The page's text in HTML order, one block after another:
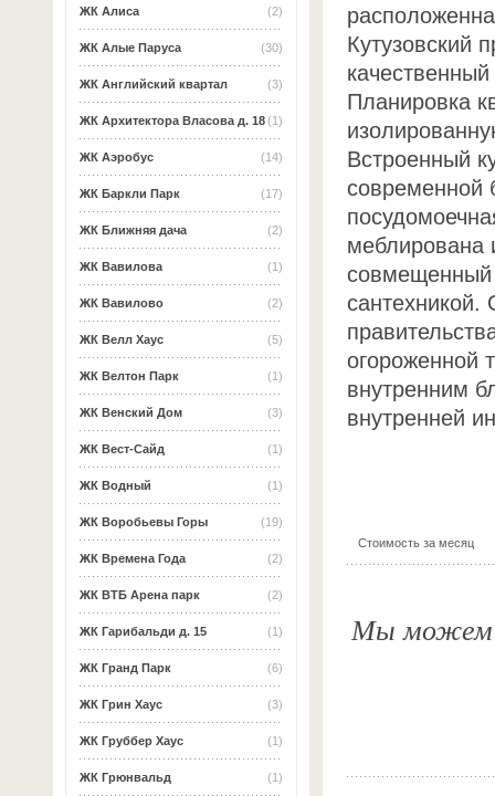
(2)
ЖК Алиса
(30)
ЖК Алые Паруса
(3)
ЖК Английский квартал
(1)
ЖК Архитектора Власова д. 18
(14)
ЖК Аэробус
(17)
ЖК Баркли Парк
(2)
ЖК Ближняя дача
(1)
ЖК Вавилова
(2)
ЖК Вавилово
(5)
ЖК Велл Хаус
(1)
ЖК Велтон Парк
(3)
ЖК Венский Дом
(1)
ЖК Вест-Сайд
(1)
ЖК Водный
(19)
ЖК Воробьевы Горы
(2)
ЖК Времена Года
(2)
ЖК ВТБ Арена парк
(1)
ЖК Гарибальди д. 15
(6)
ЖК Гранд Парк
(3)
ЖК Грин Хаус
(1)
ЖК Груббер Хаус
(1)
ЖК Грюнвальд
Кутузовский
Планировка
Встроенный
современной
меблирована
совмещенный
огороженной
внутренним
внутренней
Стоимость за месяц
Мы можем